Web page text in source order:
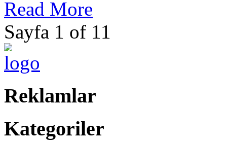
Read More
Sayfa 1 of 11
Reklamlar
Kategoriler